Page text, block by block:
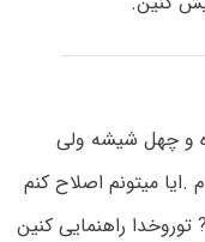
و چهل شیشه ولی
میتونم اصلاح کنم
راهنمایی کنین